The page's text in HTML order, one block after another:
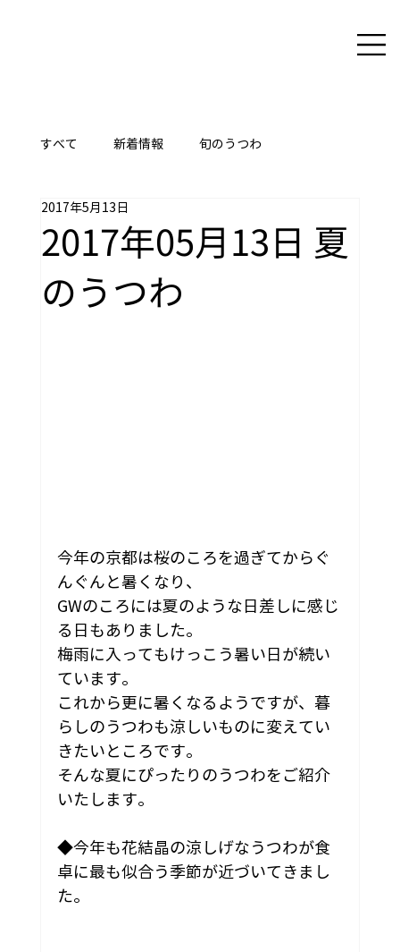
すべて 新着情報 旬のうつわ
ここに技あり
2017年05月13日 夏
のうつわ
2017年5月13日
今年の京都は桜のころを過ぎてからぐ
んぐんと暑くなり、
GWのころには夏のような日差しに感じ
る日もありました。
梅雨に入ってもけっこう暑い日が続い
ています。
これから更に暑くなるようですが、暮
らしのうつわも涼しいものに変えてい
きたいところです。
そんな夏にぴったりのうつわをご紹介
いたします。
◆今年も花結晶の涼しげなうつわが食
卓に最も似合う季節が近づいてきまし
た。